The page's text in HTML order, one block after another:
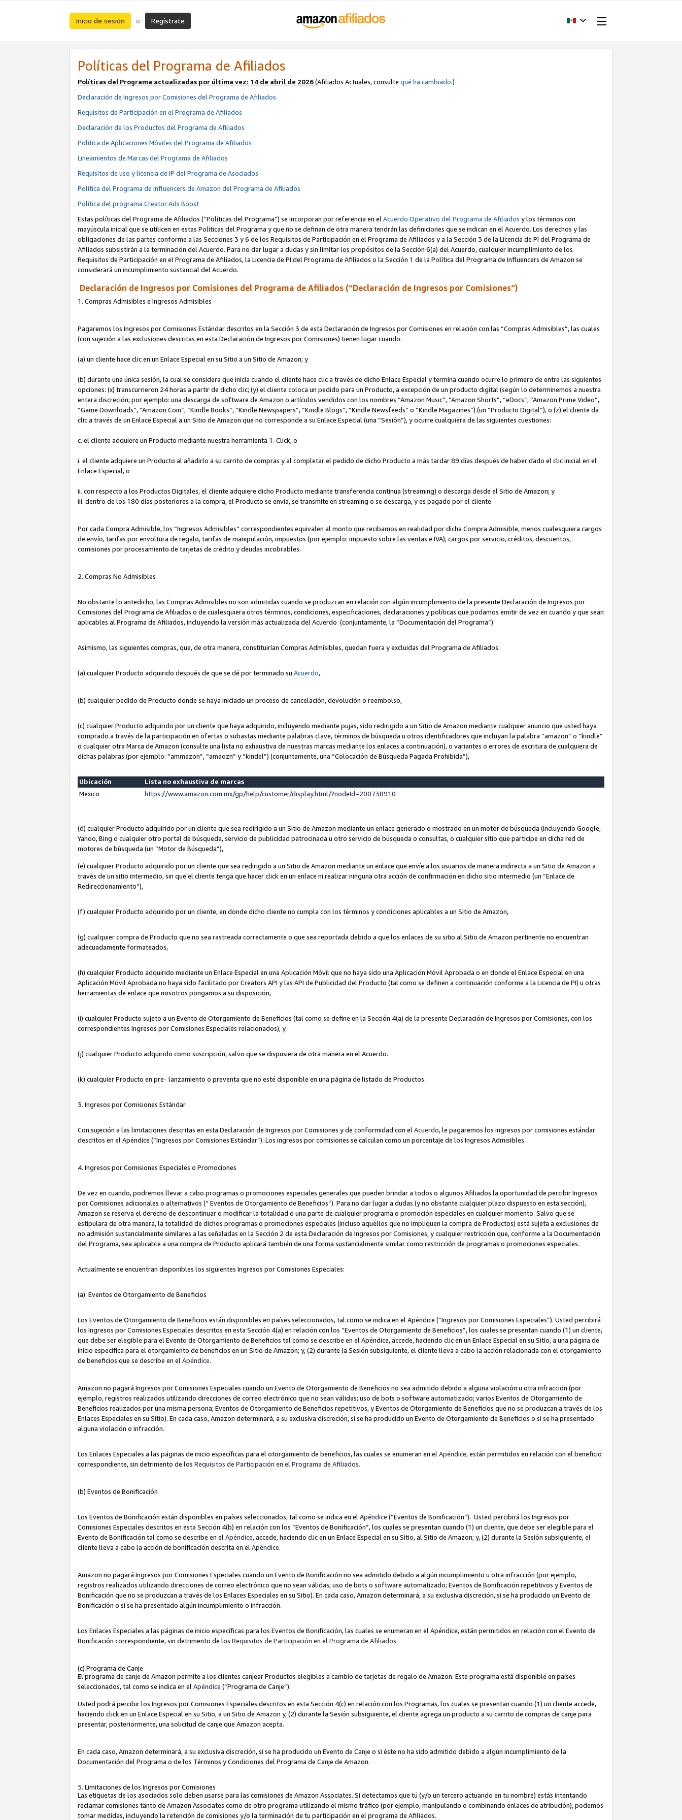
Inicio de sesión o Regístrate
Políticas del Programa de Afiliados
Políticas del Programa actualizadas por última vez: 14 de abril de 2026(Afiliados Actuales, consulte qué ha cambiado.)
Declaración de Ingresos por Comisiones del Programa de Afiliados
Requisitos de Participación en el Programa de Afiliados
Declaración de los Productos del Programa de Afiliados
Política de Aplicaciones Móviles del Programa de Afiliados
Lineamientos de Marcas del Programa de Afiliados
Requisitos de uso y licencia de IP del Programa de Asociados
Política del Programa de Influencers de Amazon del Programa de Afiliados
Política del programa Creator Ads Boost
Estas políticas del Programa de Afiliados (“Políticas del Programa”) se incorporan por referencia en elAcuerdo Operativo del Programa de Afiliados y los términos con
mayúscula inicial que se utilicen en estas Políticas del Programa y que no se definan de otra manera tendrán las definiciones que se indican en el Acuerdo. Los derechos y las
obligaciones de las partes conforme a las Secciones 3 y 6 de los Requisitos de Participación en el Programa de Afiliados y a la Sección 3 de la Licencia de PI del Programa de
Afiliados subsistirán a la terminación del Acuerdo. Para no dar lugar a dudas y sin limitar los propósitos de la Sección 6(a) del Acuerdo, cualquier incumplimiento de los
Requisitos de Participación en el Programa de Afiliados, la Licencia de PI del Programa de Afiliados o la Sección 1 de la Política del Programa de Influencers de Amazon se
considerará un incumplimiento sustancial del Acuerdo.
Declaración de Ingresos por Comisiones del Programa de Afiliados (“Declaración de Ingresos por Comisiones”)
1. Compras Admisibles e Ingresos Admisibles
Pagaremos los Ingresos por Comisiones Estándar descritos en la Sección 3 de esta Declaración de Ingresos por Comisiones en relación con las “Compras Admisibles”, las cuales
(con sujeción a las exclusiones descritas en esta Declaración de Ingresos por Comisiones) tienen lugar cuando:
(a) un cliente hace clic en un Enlace Especial en su Sitio a un Sitio de Amazon; y
(b) durante una única sesión, la cual se considera que inicia cuando el cliente hace clic a través de dicho Enlace Especial y termina cuando ocurre lo primero de entre las siguientes
opciones: (x) transcurrieron 24 horas a partir de dicho clic; (y) el cliente coloca un pedido para un Producto, a excepción de un producto digital (según lo determinemos a nuestra
entera discreción; por ejemplo: una descarga de software de Amazon o artículos vendidos con los nombres “Amazon Music”, “Amazon Shorts”, “eDocs”, “Amazon Prime Video”,
“Game Downloads”, “Amazon Coin”, “Kindle Books”, “Kindle Newspapers”, “Kindle Blogs”, “Kindle Newsfeeds” o “Kindle Magazines”) (un “Producto Digital”), o (z) el cliente da
clic a través de un Enlace Especial a un Sitio de Amazon que no corresponde a su Enlace Especial (una “Sesión”), y ocurre cualquiera de las siguientes cuestiones:
c. el cliente adquiere un Producto mediante nuestra herramienta 1-Click, o
i. el cliente adquiere un Producto al añadirlo a su carrito de compras y al completar el pedido de dicho Producto a más tardar 89 días después de haber dado el clic inicial en el
Enlace Especial, o
ii. con respecto a los Productos Digitales, el cliente adquiere dicho Producto mediante transferencia continua (streaming) o descarga desde el Sitio de Amazon; y
iii. dentro de los 180 días posteriores a la compra, el Producto se envía, se transmite en streaming o se descarga, y es pagado por el cliente
Por cada Compra Admisible, los “Ingresos Admisibles” correspondientes equivalen al monto que recibamos en realidad por dicha Compra Admisible, menos cualesquiera cargos
de envío, tarifas por envoltura de regalo, tarifas de manipulación, impuestos (por ejemplo: impuesto sobre las ventas e IVA), cargos por servicio, créditos, descuentos,
comisiones por procesamiento de tarjetas de crédito y deudas incobrables.
2. Compras No Admisibles
No obstante lo antedicho, las Compras Admisibles no son admitidas cuando se produzcan en relación con algún incumplimiento de la presente Declaración de Ingresos por
Comisiones del Programa de Afiliados o de cualesquiera otros términos, condiciones, especificaciones, declaraciones y políticas que podamos emitir de vez en cuando y que sean
aplicables al Programa de Afiliados, incluyendo la versión más actualizada del Acuerdo (conjuntamente, la “Documentación del Programa”).
Asimismo, las siguientes compras, que, de otra manera, constituirían Compras Admisibles, quedan fuera y excluidas del Programa de Afiliados:
(a) cualquier Producto adquirido después de que se dé por terminado su Acuerdo,
(b) cualquier pedido de Producto donde se haya iniciado un proceso de cancelación, devolución o reembolso,
(c) cualquier Producto adquirido por un cliente que haya adquirido, incluyendo mediante pujas, sido redirigido a un Sitio de Amazon mediante cualquier anuncio que usted haya
comprado a través de la participación en ofertas o subastas mediante palabras clave, términos de búsqueda u otros identificadores que incluyan la palabra “amazon” o “kindle”
o cualquier otra Marca de Amazon (consulte una lista no exhaustiva de nuestras marcas mediante los enlaces a continuación), o variantes o errores de escritura de cualquiera de
dichas palabras (por ejemplo: “ammazon”, “amaozn” y “kindel”) (conjuntamente, una “Colocación de Búsqueda Pagada Prohibida”),
Ubicación
Lista no exhaustiva de marcas
Mexico
https://www.amazon.com.mx/gp/help/customer/display.html/?nodeId=200738910
(d) cualquier Producto adquirido por un cliente que sea redirigido a un Sitio de Amazon mediante un enlace generado o mostrado en un motor de búsqueda (incluyendo Google,
Yahoo, Bing o cualquier otro portal de búsqueda, servicio de publicidad patrocinada u otro servicio de búsqueda o consultas, o cualquier sitio que participe en dicha red de
motores de búsqueda (un “Motor de Búsqueda”),
(e) cualquier Producto adquirido por un cliente que sea redirigido a un Sitio de Amazon mediante un enlace que envíe a los usuarios de manera indirecta a un Sitio de Amazon a
través de un sitio intermedio, sin que el cliente tenga que hacer click en un enlace ni realizar ninguna otra acción de confirmación en dicho sitio intermedio (un “Enlace de
Redireccionamiento”),
(f) cualquier Producto adquirido por un cliente, en donde dicho cliente no cumpla con los términos y condiciones aplicables a un Sitio de Amazon,
(g) cualquier compra de Producto que no sea rastreada correctamente o que sea reportada debido a que los enlaces de su sitio al Sitio de Amazon pertinente no encuentran
adecuadamente formateados,
(h) cualquier Producto adquirido mediante un Enlace Especial en una Aplicación Móvil que no haya sido una Aplicación Móvil Aprobada o en donde el Enlace Especial en una
Aplicación Móvil Aprobada no haya sido facilitado por Creators API y las API de Publicidad del Producto (tal como se definen a continuación conforme a la Licencia de PI) u otras
herramientas de enlace que nosotros pongamos a su disposición,
(i) cualquier Producto sujeto a un Evento de Otorgamiento de Beneficios (tal como se define en la Sección 4(a) de la presente Declaración de Ingresos por Comisiones, con los
correspondientes Ingresos por Comisiones Especiales relacionados), y
(j) cualquier Producto adquirido como suscripción, salvo que se dispusiera de otra manera en el Acuerdo.
(k) cualquier Producto en pre- lanzamiento o preventa que no esté disponible en una página de listado de Productos.
3. Ingresos por Comisiones Estándar
Con sujeción a las limitaciones descritas en esta Declaración de Ingresos por Comisiones y de conformidad con el Acuerdo, le pagaremos los ingresos por comisiones estándar
descritos en el Apéndice (“Ingresos por Comisiones Estándar”). Los ingresos por comisiones se calculan como un porcentaje de los Ingresos Admisibles.
4. Ingresos por Comisiones Especiales o Promociones
De vez en cuando, podremos llevar a cabo programas o promociones especiales generales que pueden brindar a todos o algunos Afiliados la oportunidad de percibir Ingresos
por Comisiones adicionales o alternativos (“ Eventos de Otorgamiento de Beneficios”). Para no dar lugar a dudas (y no obstante cualquier plazo dispuesto en esta sección),
Amazon se reserva el derecho de descontinuar o modificar la totalidad o una parte de cualquier programa o promoción especiales en cualquier momento. Salvo que se
estipulara de otra manera, la totalidad de dichos programas o promociones especiales (incluso aquéllos que no impliquen la compra de Productos) está sujeta a exclusiones de
no admisión sustancialmente similares a las señaladas en la Sección 2 de esta Declaración de Ingresos por Comisiones, y cualquier restricción que, conforme a la Documentación
del Programa, sea aplicable a una compra de Producto aplicará también de una forma sustancialmente similar como restricción de programas o promociones especiales.
Actualmente se encuentran disponibles los siguientes Ingresos por Comisiones Especiales:
(a) Eventos de Otorgamiento de Beneficios
Los Eventos de Otorgamiento de Beneficios están disponibles en países seleccionados, tal como se indica en el Apéndice (“Ingresos por Comisiones Especiales”). Usted percibirá
los Ingresos por Comisiones Especiales descritos en esta Sección 4(a) en relación con los “Eventos de Otorgamiento de Beneficios”, los cuales se presentan cuando (1) un cliente,
que debe ser elegible para el Evento de Otorgamiento de Beneficios tal como se describe en el Apéndice, accede, haciendo clic en un Enlace Especial en su Sitio, a una página de
inicio específica para el otorgamiento de beneficios en un Sitio de Amazon; y, (2) durante la Sesión subsiguiente, el cliente lleva a cabo la acción relacionada con el otorgamiento
de beneficios que se describe en el Apéndice.
Amazon no pagará Ingresos por Comisiones Especiales cuando un Evento de Otorgamiento de Beneficios no sea admitido debido a alguna violación u otra infracción (por
ejemplo, registros realizados utilizando direcciones de correo electrónico que no sean válidas; uso de bots o software automatizado; varios Eventos de Otorgamiento de
Beneficios realizados por una misma persona; Eventos de Otorgamiento de Beneficios repetitivos, y Eventos de Otorgamiento de Beneficios que no se produzcan a través de los
Enlaces Especiales en su Sitio). En cada caso, Amazon determinará, a su exclusiva discreción, si se ha producido un Evento de Otorgamiento de Beneficios o si se ha presentado
alguna violación o infracción.
Los Enlaces Especiales a las páginas de inicio específicas para el otorgamiento de beneficios, las cuales se enumeran en el Apéndice, están permitidos en relación con el beneficio
correspondiente, sin detrimento de los Requisitos de Participación en el Programa de Afiliados.
(b) Eventos de Bonificación
Los Eventos de Bonificación están disponibles en países seleccionados, tal como se indica en el Apéndice (“Eventos de Bonificación”). Usted percibirá los Ingresos por
Comisiones Especiales descritos en esta Sección 4(b) en relación con los “Eventos de Bonificación”, los cuales se presentan cuando (1) un cliente, que debe ser elegible para el
Evento de Bonificación tal como se describe en el Apéndice, accede, haciendo clic en un Enlace Especial en su Sitio, al Sitio de Amazon; y, (2) durante la Sesión subsiguiente, el
cliente lleva a cabo la acción de bonificación descrita en el Apéndice.
Amazon no pagará Ingresos por Comisiones Especiales cuando un Evento de Bonificación no sea admitido debido a algún incumplimiento u otra infracción (por ejemplo,
registros realizados utilizando direcciones de correo electrónico que no sean válidas; uso de bots o software automatizado; Eventos de Bonificación repetitivos y Eventos de
Bonificación que no se produzcan a través de los Enlaces Especiales en su Sitio). En cada caso, Amazon determinará, a su exclusiva discreción, si se ha producido un Evento de
Bonificación o si se ha presentado algún incumplimiento o infracción.
Los Enlaces Especiales a las páginas de inicio específicas para los Eventos de Bonificación, las cuales se enumeran en el Apéndice, están permitidos en relación con el Evento de
Bonificación correspondiente, sin detrimento de los Requisitos de Participación en el Programa de Afiliados.
(c) Programa de Canje
El programa de canje de Amazon permite a los clientes canjear Productos elegibles a cambio de tarjetas de regalo de Amazon. Este programa está disponible en países
seleccionados, tal como se indica en el Apéndice (“Programa de Canje”).
Usted podrá percibir los Ingresos por Comisiones Especiales descritos en esta Sección 4(c) en relación con los Programas, los cuales se presentan cuando (1) un cliente accede,
haciendo click en un Enlace Especial en su Sitio, a un Sitio de Amazon y, (2) durante la Sesión subsiguiente, el cliente agrega un producto a su carrito de compras de canje para
presentar, posteriormente, una solicitud de canje que Amazon acepta.
En cada caso, Amazon determinará, a su exclusiva discreción, si se ha producido un Evento de Canje o si éste no ha sido admitido debido a algún incumplimiento de la
Documentación del Programa o de los Términos y Condiciones del Programa de Canje de Amazon.
5. Limitaciones de los Ingresos por Comisiones
Las etiquetas de los asociados solo deben usarse para las comisiones de Amazon Associates. Si detectamos que tú (y/o un tercero actuando en tu nombre) estás intentando
reclamar comisiones tanto de Amazon Associates como de otro programa utilizando el mismo tráfico (por ejemplo, manipulando o combinando enlaces de atribución), podemos
tomar medidas, incluyendo la retención de comisiones y/o la terminación de tu participación en el programa de Afiliados.